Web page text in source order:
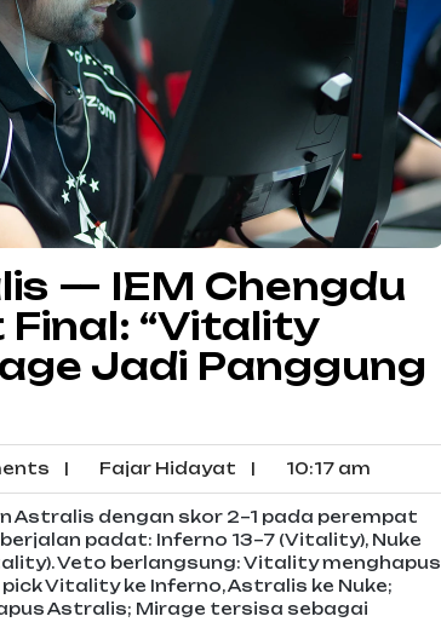
— IEM Chengdu
“Vitality
Jadi Panggung
No
Comments
| Fajar HidayatFajar
Hidayat
| 10:17 am
am
Astralis dengan skor 2–1 pada perempat
padat: Inferno 13–7 (Vitality), Nuke
Veto berlangsung: Vitality menghapus
Vitality ke Inferno, Astralis ke Nuke;
Astralis; Mirage tersisa sebagai